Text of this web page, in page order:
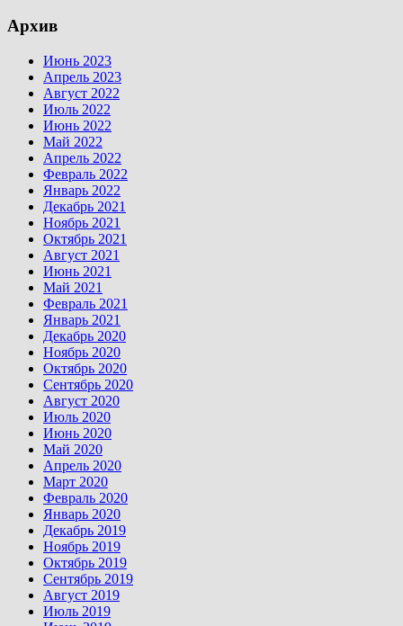
Архив
Июнь 2023
Апрель 2023
Август 2022
Июль 2022
Июнь 2022
Май 2022
Апрель 2022
Февраль 2022
Январь 2022
Декабрь 2021
Ноябрь 2021
Октябрь 2021
Август 2021
Июнь 2021
Май 2021
Февраль 2021
Январь 2021
Декабрь 2020
Ноябрь 2020
Октябрь 2020
Сентябрь 2020
Август 2020
Июль 2020
Июнь 2020
Май 2020
Апрель 2020
Март 2020
Февраль 2020
Январь 2020
Декабрь 2019
Ноябрь 2019
Октябрь 2019
Сентябрь 2019
Август 2019
Июль 2019